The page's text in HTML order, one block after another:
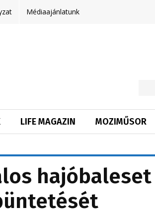
Médiaajánlatunk
LIFE MAGAZIN MOZIMŰSOR
hajóbaleset